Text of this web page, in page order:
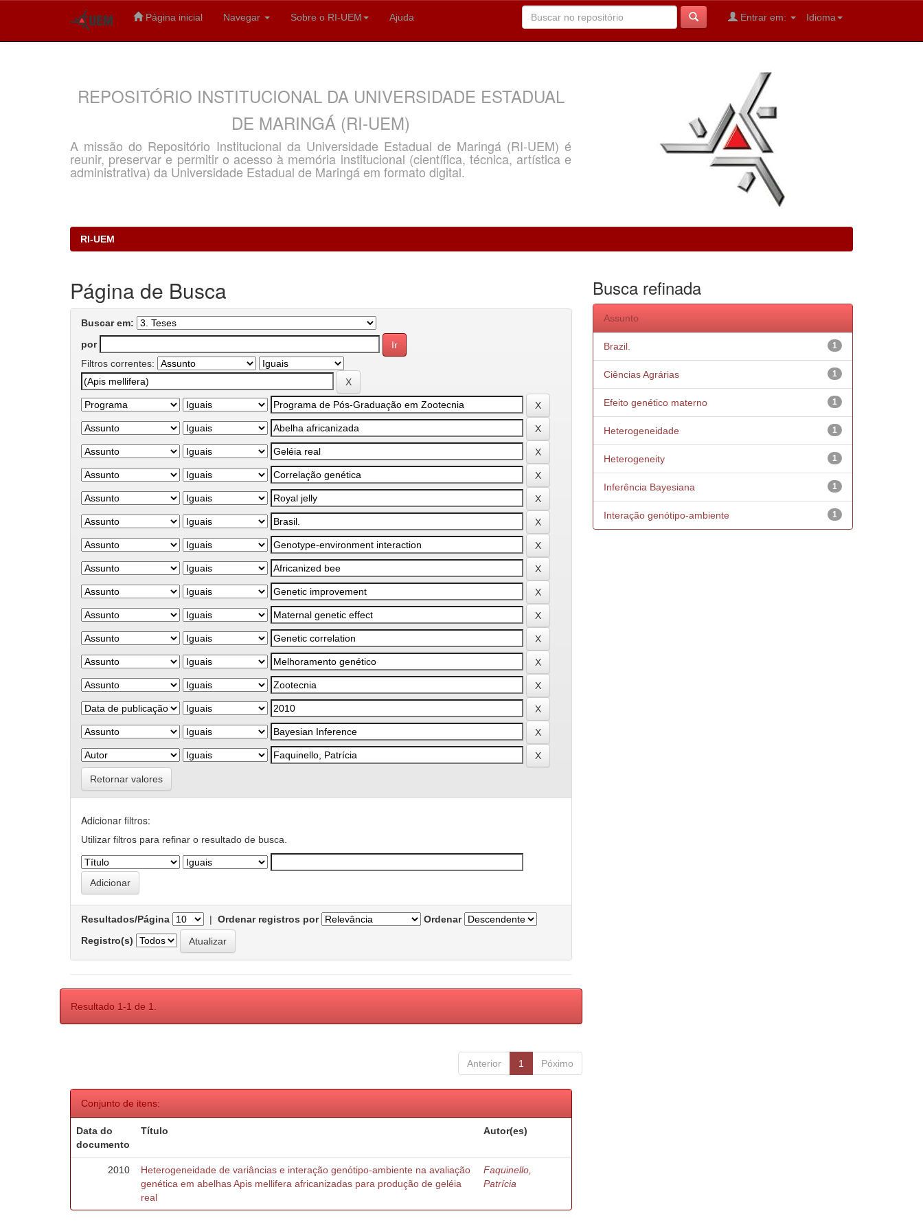
Página inicial Navegar Sobre o RI-UEM Ajuda Idioma
Entrar em:
REPOSITÓRIO INSTITUCIONAL DA UNIVERSIDADE ESTADUAL
DE MARINGÁ (RI-UEM)
A missão do Repositório Institucional da Universidade Estadual de Maringá (RI-UEM) é
reunir, preservar e permitir o acesso à memória institucional (científica, técnica, artística e
administrativa) da Universidade Estadual de Maringá em formato digital.
RI-UEM
Página de Busca
Buscar em:
por
Filtros correntes:
Retornar valores
Adicionar filtros:
Utilizar filtros para refinar o resultado de busca.
Resultados/Página | Ordenar registros por
Ordenar
Registro(s)
Resultado 1-1 de 1.
Anterior 1 Póximo
Conjunto de itens:
Data do
documento
Título Autor(es)
2010
Heterogeneidade de variâncias e interação genótipo-ambiente na avaliação
genética em abelhas Apis mellifera africanizadas para produção de geléia
real
Faquinello,
Patrícia
Busca refinada
Assunto
1
Brazil.
1
Ciências Agrárias
1
Efeito genético materno
1
Heterogeneidade
1
Heterogeneity
1
Inferência Bayesiana
1
Interação genótipo-ambiente